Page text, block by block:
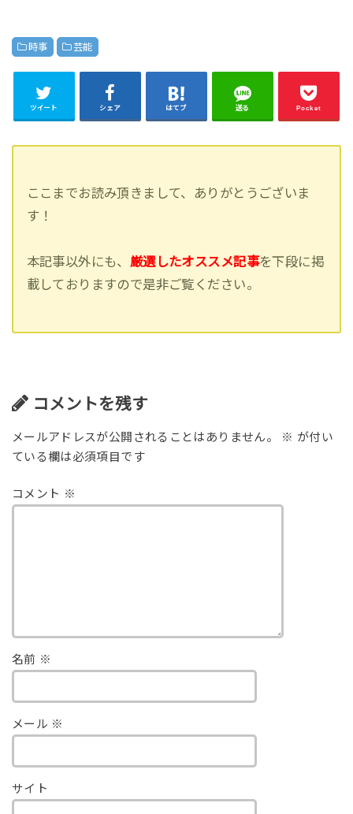
時事 芸能
ツイート シェア はてブ 送る Pocket
ここまでお読み頂きまして、ありがとうございま
す！
本記事以外にも、 厳選したオススメ記事を下段に掲
載しておりますので是非ご覧ください。
コメントを残す
メールアドレスが公開されることはありません。 ※ が付い
ている欄は必須項目です
コメント ※
名前 ※
メール ※
サイト